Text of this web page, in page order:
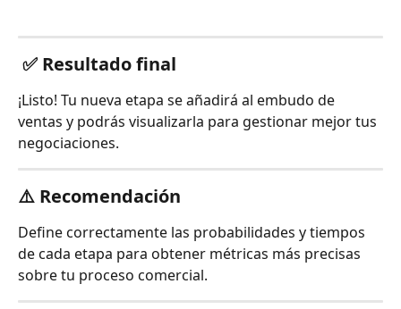
✅ Resultado final
¡Listo! Tu nueva etapa se añadirá al embudo de
ventas y podrás visualizarla para gestionar mejor tus
negociaciones.
⚠️ Recomendación
Define correctamente las probabilidades y tiempos
de cada etapa para obtener métricas más precisas
sobre tu proceso comercial.